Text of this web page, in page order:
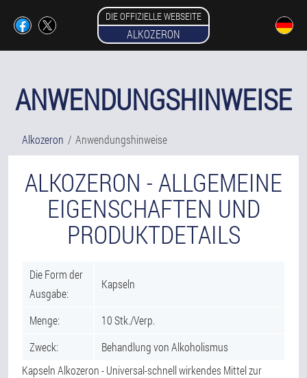
DIE OFFIZIELLE WEBSEITE
ALKOZERON
ANWENDUNGSHINWEISE
Alkozeron Anwendungshinweise
ALKOZERON - ALLGEMEINE
EIGENSCHAFTEN UND
PRODUKTDETAILS
Die Form der
Ausgabe:
Kapseln
Menge:
10 Stk./Verp.
Zweck:
Behandlung von Alkoholismus
Kapseln Alkozeron - Universal-schnell wirkendes Mittel zur